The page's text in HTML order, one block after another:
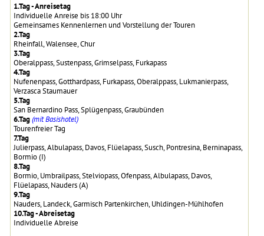
1.Tag - Anreisetag
Individuelle Anreise bis 18:00 Uhr
Gemeinsames Kennenlernen und Vorstellung der Touren
2.Tag
Rheinfall, Walensee, Chur
3.Tag
Oberalppass, Sustenpass, Grimselpass, Furkapass
4.Tag
Nufenenpass, Gotthardpass, Furkapass, Oberalppass, Lukmanierpass,
Verzasca Staumauer
5.Tag
San Bernardino Pass, Splügenpass, Graubünden
6.Tag(mit Basishotel)
Tourenfreier Tag
7.Tag
Julierpass, Albulapass, Davos, Flüelapass, Susch, Pontresina, Berninapass,
Bormio (I)
8.Tag
Bormio, Umbrailpass, Stelviopass, Ofenpass, Albulapass, Davos,
Flüelapass, Nauders (A)
9.Tag
Nauders, Landeck, Garmisch Partenkirchen, Uhldingen-Mühlhofen
10.Tag - Abreisetag
Individuelle Abreise